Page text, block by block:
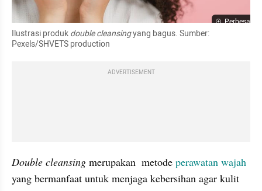
Perbesar
Ilustrasi produk double cleansing yang bagus. Sumber:
Pexels/SHVETS production
ADVERTISEMENT
Double cleansing merupakan  metode perawatan wajah
yang bermanfaat untuk menjaga kebersihan agar kulit